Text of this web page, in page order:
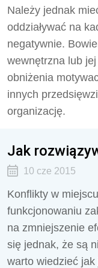
Należy jednak
oddziaływać na
negatywnie.
wewnętrzna lub
obniżenia
innych
organizację.
Jak
10 cze 2015
Konflikty w
funkcjonowaniu
na zmniejszenie
się jednak, że są
warto wiedzieć